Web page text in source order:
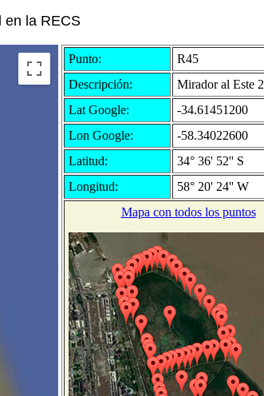
en la RECS
Punto:
R45
Descripción:
Mirador al Este 2
Lat Google:
-34.61451200
Lon Google:
-58.34022600
Latitud:
34° 36' 52'' S
Longitud:
58° 20' 24'' W
Mapa con todos los puntos